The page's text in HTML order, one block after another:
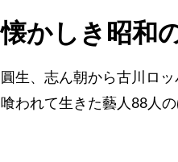
懐かしき昭和
圓生、志ん朝から古川ロ
喰われて生きた藝人88人